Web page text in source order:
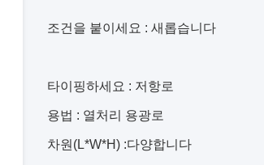
조건을 붙이세요 : 새롭습니다
타이핑하세요 : 저항로
용법 : 열처리 용광로
차원(L*W*H) :다양합니다